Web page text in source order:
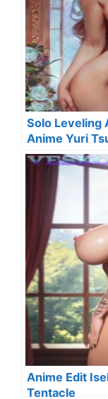
Solo Leveling
Anime Yuri
Anime Edit
Tentacle